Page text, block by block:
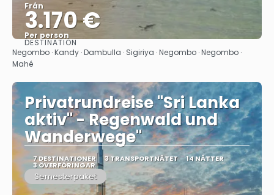
Från
3.170 €
Per person
Se
DESTINATION
Negombo · Kandy · Dambulla · Sigiriya · Negombo · Negombo ·
Mahé
Privatrundreise "Sri Lanka
aktiv" - Regenwald und
Wanderwege"
7 DESTINATIONER 3 TRANSPORTNÄTET 14 NÄTTER
3 ÖVERFÖRINGAR
Semesterpaket